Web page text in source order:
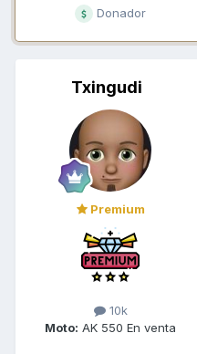
Donador
Txingudi
Premium
10k
Moto: AK 550 En venta